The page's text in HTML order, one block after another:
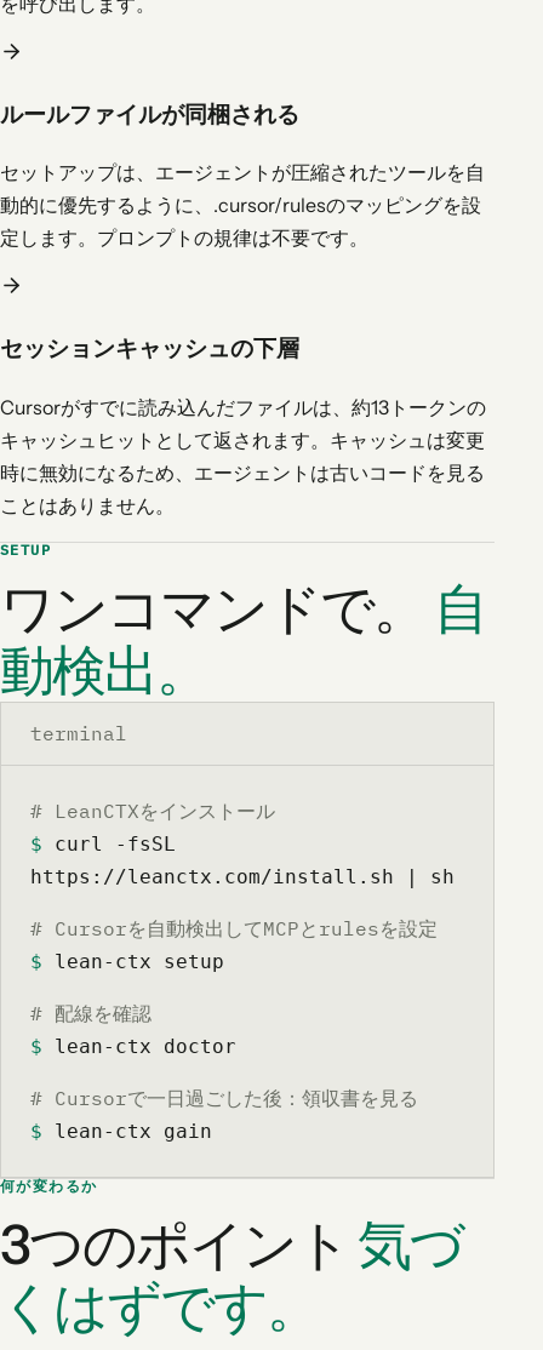
ルールファイルが同梱される
セットアップは、エージェントが圧縮されたツールを自
動的に優先するように、.cursor/rulesのマッピングを設
定します。プロンプトの規律は不要です。
セッションキャッシュの下層
Cursorがすでに読み込んだファイルは、約13トークンの
キャッシュヒットとして返されます。キャッシュは変更
時に無効になるため、エージェントは古いコードを見る
ことはありません。
SETUP
ワンコマンドで。
自
動検出。
terminal
# LeanCTXをインストール
$ curl -fsSL
https://leanctx.com/install.sh | sh
# Cursorを自動検出してMCPとrulesを設定
$ lean-ctx setup
# 配線を確認
$ lean-ctx doctor
# Cursorで一日過ごした後：領収書を見る
$ lean-ctx gain
何が変わるか
3つのポイント 気づ
くはずです。